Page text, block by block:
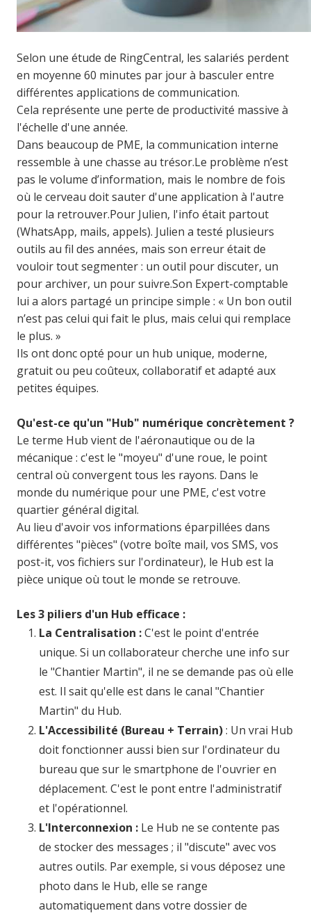
Selon une étude de RingCentral, les salariés perdent
en moyenne 60 minutes par jour à basculer entre
différentes applications de communication.
Cela représente une perte de productivité massive à
l'échelle d'une année.
Dans beaucoup de PME, la communication interne
ressemble à une chasse au trésor.Le problème n’est
pas le volume d’information, mais le nombre de fois
où le cerveau doit sauter d'une application à l'autre
pour la retrouver.Pour Julien, l'info était partout
(WhatsApp, mails, appels). Julien a testé plusieurs
outils au fil des années, mais son erreur était de
vouloir tout segmenter : un outil pour discuter, un
pour archiver, un pour suivre.Son Expert-comptable
lui a alors partagé un principe simple : « Un bon outil
n’est pas celui qui fait le plus, mais celui qui remplace
le plus. »
Ils ont donc opté pour un hub unique, moderne,
gratuit ou peu coûteux, collaboratif et adapté aux
petites équipes.
Qu'est-ce qu'un "Hub" numérique concrètement ?
Le terme Hub vient de l'aéronautique ou de la
mécanique : c'est le "moyeu" d'une roue, le point
central où convergent tous les rayons. Dans le
monde du numérique pour une PME, c'est votre
quartier général digital.
Au lieu d'avoir vos informations éparpillées dans
différentes "pièces" (votre boîte mail, vos SMS, vos
post-it, vos fichiers sur l'ordinateur), le Hub est la
pièce unique où tout le monde se retrouve.
Les 3 piliers d'un Hub efficace :
La Centralisation :C'est le point d'entrée
unique. Si un collaborateur cherche une info sur
le "Chantier Martin", il ne se demande pas où elle
est. Il sait qu'elle est dans le canal "Chantier
Martin" du Hub.
L'Accessibilité (Bureau + Terrain): Un vrai Hub
doit fonctionner aussi bien sur l'ordinateur du
bureau que sur le smartphone de l'ouvrier en
déplacement. C'est le pont entre l'administratif
et l'opérationnel.
L'Interconnexion : Le Hub ne se contente pas
de stocker des messages ; il "discute" avec vos
autres outils. Par exemple, si vous déposez une
photo dans le Hub, elle se range
automatiquement dans votre dossier de